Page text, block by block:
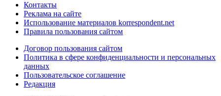
Контакты
Реклама на сайте
Использование материалов korrespondent.net
Правила пользования сайтом
Договор пользования сайтом
Политика в сфере конфиденциальности и персональных
данных
Пользовательское соглашение
Редакция